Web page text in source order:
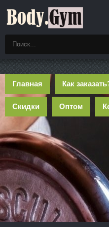
Главная Как
Скидки Оптом